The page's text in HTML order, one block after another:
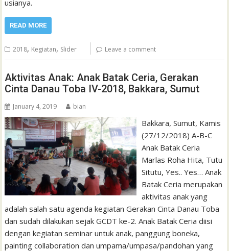
usianya.
READ MORE
2018, Kegiatan, Slider Leave a comment
Aktivitas Anak: Anak Batak Ceria, Gerakan
Cinta Danau Toba IV-2018, Bakkara, Sumut
January 4, 2019 bian
Bakkara, Sumut, Kamis
(27/12/2018) A-B-C
Anak Batak Ceria
Marlas Roha Hita, Tutu
Situtu, Yes.. Yes… Anak
Batak Ceria merupakan
aktivitas anak yang
adalah salah satu agenda kegiatan Gerakan Cinta Danau Toba
dan sudah dilakukan sejak GCDT ke-2. Anak Batak Ceria diisi
dengan kegiatan seminar untuk anak, panggung boneka,
painting collaboration dan umpama/umpasa/pandohan yang